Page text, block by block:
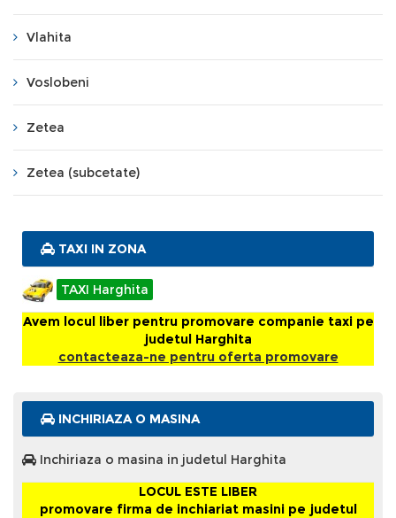
Vlahita
Voslobeni
Zetea
Zetea (subcetate)
TAXI IN ZONA
TAXI Harghita
Avem locul liber pentru promovare companie taxi pe
judetul Harghita
contacteaza-ne pentru oferta promovare
INCHIRIAZA O MASINA
Inchiriaza o masina in judetul Harghita
LOCUL ESTE LIBER
promovare firma de inchiariat masini pe judetul